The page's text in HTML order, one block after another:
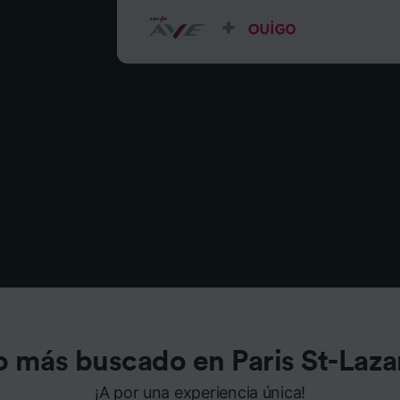
más buscado en Paris St-
¡A por una experiencia única!